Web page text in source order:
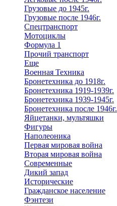
Грузовые до 1945г.
Грузовые после 1946г.
Спецтранспорт
Мотоциклы
Формула 1
Прочий транспорт
Еще
Военная Техника
Бронетехника до 1918г.
Бронетехника 1919-1939г.
Бронетехника 1939-1945г.
Бронетехника после 1946г.
Яйцетанки, мультяшки
Фигуры
Наполеоника
Первая мировая война
Вторая мировая война
Современные
Дикий запад
Исторические
Гражданское население
Фэнтези